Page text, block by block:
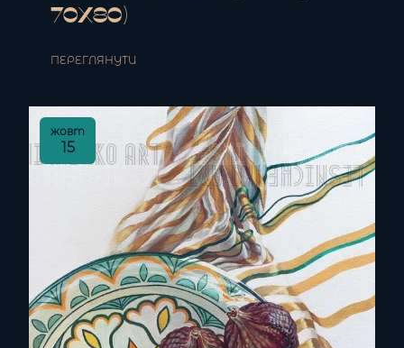
70x80)
ПЕРЕГЛЯНУТИ
жовт
15